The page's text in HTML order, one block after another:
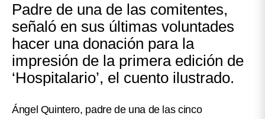
Padre de una de las comitentes,
señaló en sus últimas voluntades
hacer una donación para la
impresión de la primera edición de
‘Hospitalario’, el cuento ilustrado.
Ángel Quintero, padre de una de las cinco